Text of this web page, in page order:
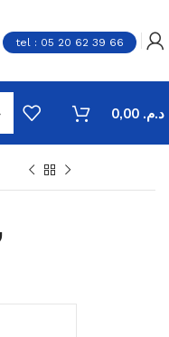
tel : 05 20 62 39 66
د.م.